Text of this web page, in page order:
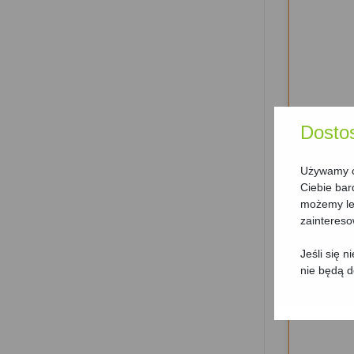
Używamy
Ciebie
możemy
Jeśli się
nie będą
6